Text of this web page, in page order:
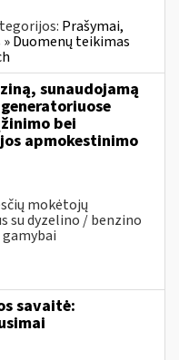
Prašymai,
Duomenų teikimas
sunaudojamą
bei
apmokestinimo
mokėtojų
su dyzelino / benzino
gamybai
savaitė: